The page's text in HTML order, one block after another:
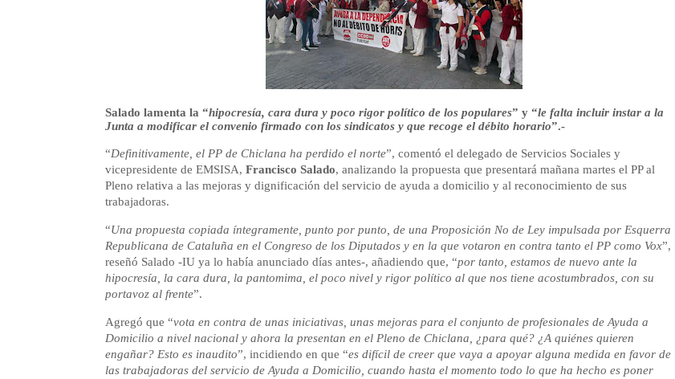
Salado lamenta la “hipocresía, cara dura y poco rigor político de los populares” y “le falta incluir instar a la
Junta a modificar el convenio firmado con los sindicatos y que recoge el débito horario”.-
“Definitivamente, el PP de Chiclana ha perdido el norte”, comentó el delegado de Servicios Sociales y
vicepresidente de EMSISA, Francisco Salado, analizando la propuesta que presentará mañana martes el PP al
Pleno relativa a las mejoras y dignificación del servicio de ayuda a domicilio y al reconocimiento de sus
trabajadoras.
“Una propuesta copiada íntegramente, punto por punto, de una Proposición No de Ley impulsada por Esquerra
Republicana de Cataluña en el Congreso de los Diputados y en la que votaron en contra tanto el PP como Vox”,
reseñó Salado -IU ya lo había anunciado días antes-, añadiendo que, “por tanto, estamos de nuevo ante la
hipocresía, la cara dura, la pantomima, el poco nivel y rigor político al que nos tiene acostumbrados, con su
portavoz al frente”.
Agregó que “vota en contra de unas iniciativas, unas mejoras para el conjunto de profesionales de Ayuda a
Domicilio a nivel nacional y ahora la presentan en el Pleno de Chiclana, ¿para qué? ¿A quiénes quieren
engañar? Esto es inaudito”, incidiendo en que “es difícil de creer que vaya a apoyar alguna medida en favor de
las trabajadoras del servicio de Ayuda a Domicilio, cuando hasta el momento todo lo que ha hecho es poner